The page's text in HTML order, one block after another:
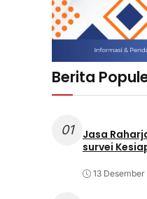
Berita
01
Jasa
survei
13